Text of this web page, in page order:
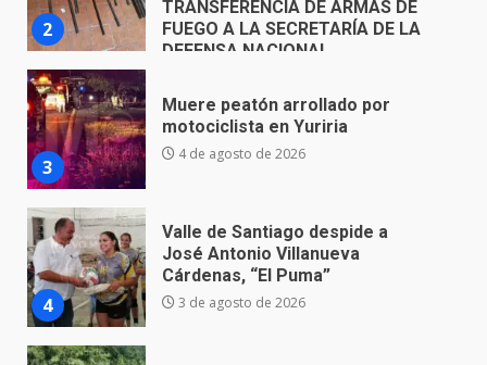
3
4 de agosto de 2026
4
Valle de Santiago despide a
José Antonio Villanueva
Cárdenas, “El Puma”
3 de agosto de 2026
5
Hombre pierde la vida en
tabiquera